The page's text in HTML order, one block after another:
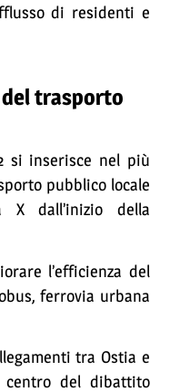
di residenti e
trasporto
si inserisce nel più
pubblico locale
X dall’inizio della
l’efficienza del
ferrovia urbana
tra Ostia e
del dibattito